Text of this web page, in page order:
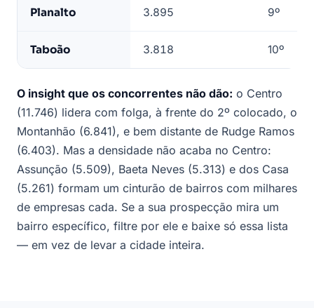
Planalto 3.895 9º
Taboão 3.818 10º
O insight que os concorrentes não dão: o Centro
(11.746) lidera com folga, à frente do 2º colocado, o
Montanhão (6.841), e bem distante de Rudge Ramos
(6.403). Mas a densidade não acaba no Centro:
Assunção (5.509), Baeta Neves (5.313) e dos Casa
(5.261) formam um cinturão de bairros com milhares
de empresas cada. Se a sua prospecção mira um
bairro específico, filtre por ele e baixe só essa lista
— em vez de levar a cidade inteira.